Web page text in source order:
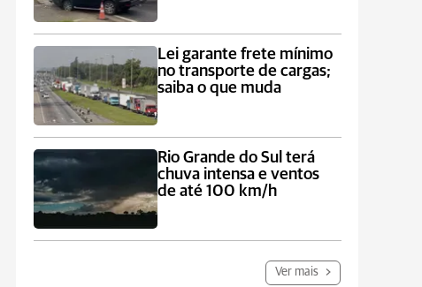
Lei garante frete mínimo
no transporte de cargas;
saiba o que muda
Rio Grande do Sul terá
chuva intensa e ventos
de até 100 km/h
Ver mais